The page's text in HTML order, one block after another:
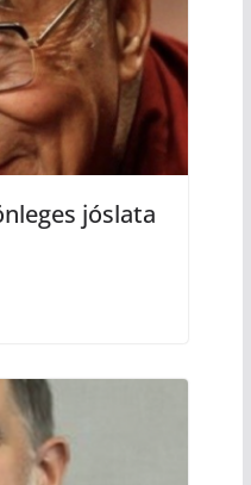
jóslata